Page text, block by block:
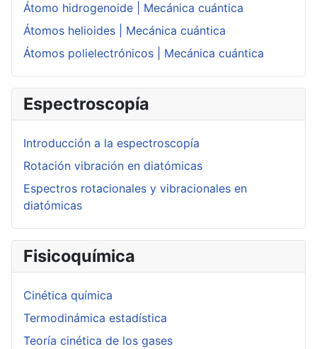
Átomo hidrogenoide | Mecánica cuántica
Átomos helioides | Mecánica cuántica
Átomos polielectrónicos | Mecánica cuántica
Espectroscopía
Introducción a la espectroscopía
Rotación vibración en diatómicas
Espectros rotacionales y vibracionales en
diatómicas
Fisicoquímica
Cinética química
Termodinámica estadística
Teoría cinética de los gases